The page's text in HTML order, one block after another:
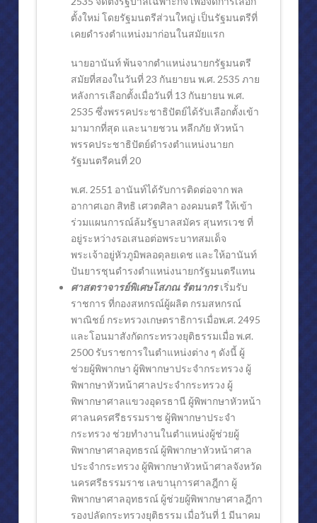
ตั้งใหม่ โดยรัฐมนตรีส่วนใหญ่ เป็นรัฐมนตรีที่
เคยดำรงตำแหน่งมาก่อนในสมัยแรก
นายอานันท์ พ้นจากตำแหน่งนายกรัฐมนตรี
สมัยที่สองในวันที่ 23 กันยายน พ.ศ. 2535 ภาย
หลังการเลือกตั้งเมื่อวันที่ 13 กันยายน พ.ศ.
2535 ซึ่งพรรคประชาธิปัตย์ได้รับเลือกตั้งเข้า
มามากที่สุด และนายชวน หลีกภัย หัวหน้า
พรรคประชาธิปัตย์ดำรงตำแหน่งนายก
รัฐมนตรีคนที่ 20
พ.ศ. 2551 อานันท์ได้รับการติดต่อจาก พล
อากาศเอก สิทธิ เศวตศิลา องคมนตรี ให้เข้า
ร่วมแผนการณ์ล้มรัฐบาลสมัคร สุนทรเวช ที่
อยู่ระหว่างรอเสนอต่อพระบาทสมเด็จ
พระเจ้าอยู่หัวภูมิพลอดุลยเดช และให้อานันท์
ปันยารชุนดำรงตำแหน่งนายกรัฐมนตรีแทน
ศาสตราจารย์พิเศษโสภณ รัตนากรเริ่มรับ
ราชการ ที่กองสหกรณ์ผู้ผลิต กรมสหกรณ์
พาณิชย์ กระทรวงเกษตราธิการเมื่อพ.ศ. 2495
และโอนมาสังกัดกระทรวงยุติธรรมเมื่อ พ.ศ.
2500 รับราชการในตำแหน่งต่าง ๆ ดังนี้ ผู้
ช่วยผู้พิพากษา ผู้พิพากษาประจำกระทรวง ผู้
พิพากษาหัวหน้าศาลประจำกระทรวง ผู้
พิพากษาศาลแขวงอุดรธานี ผู้พิพากษาหัวหน้า
ศาลนครศรีธรรมราช ผู้พิพากษาประจำ
กระทรวง ช่วยทำงานในตำแหน่งผู้ช่วยผู้
พิพากษาศาลอุทธรณ์ ผู้พิพากษาหัวหน้าศาล
ประจำกระทรวง ผู้พิพากษาหัวหน้าศาลจังหวัด
นครศรีธรรมราช เลขานุการศาลฎีกา ผู้
พิพากษาศาลอุทธรณ์ ผู้ช่วยผู้พิพากษาศาลฎีกา
รองปลัดกระทรวงยุติธรรม เมื่อวันที่ 1 มีนาคม